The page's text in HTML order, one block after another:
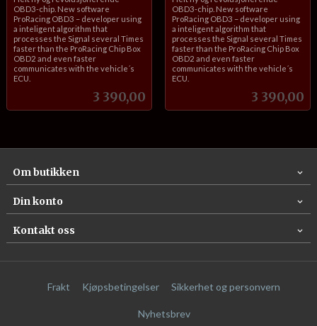
Pris
3 390,00
mva.
OBD3-chip. New software
ProRacing OBD3 – developer using
a inteligent algorithm that
processes the Signal several Times
faster than the ProRacing Chip Box
OBD2 and even faster
communicates with the vehicle´s
ECU.
Pris
3 390,00
mva.
OBD3-chip. New software
ProRacing OBD3 – developer using
a inteligent algorithm that
processes the Signal several Times
faster than the ProRacing Chip Box
OBD2 and even faster
communicates with the vehicle´s
ECU.
Om butikken
Din konto
Kontakt oss
Frakt Kjøpsbetingelser Sikkerhet og personvern
Nyhetsbrev